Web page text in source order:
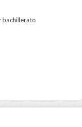
bachillerato